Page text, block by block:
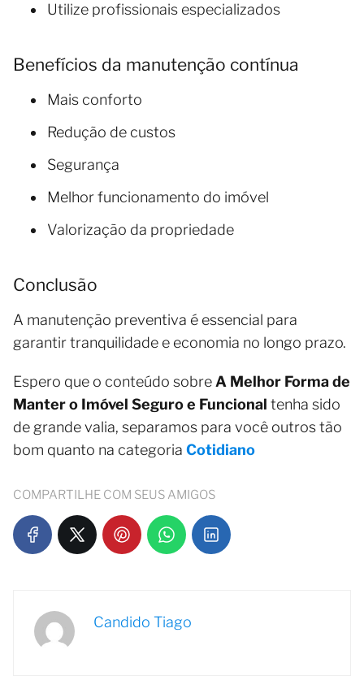
Utilize profissionais especializados
Benefícios da manutenção contínua
Mais conforto
Redução de custos
Segurança
Melhor funcionamento do imóvel
Valorização da propriedade
Conclusão
A manutenção preventiva é essencial para
garantir tranquilidade e economia no longo prazo.
Espero que o conteúdo sobreA Melhor Forma de
Manter o Imóvel Seguro e Funcional tenha sido
de grande valia, separamos para você outros tão
bom quanto na categoria Cotidiano
COMPARTILHE COM SEUS AMIGOS
Candido Tiago